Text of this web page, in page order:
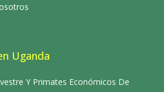
Uganda
Y Primates Económicos De